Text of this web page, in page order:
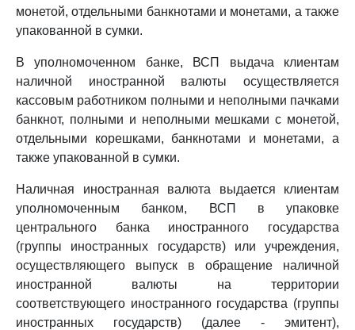
монетой, отдельными банкнотами и монетами, а также
упакованной в сумки.
В уполномоченном банке, ВСП выдача клиентам
наличной иностранной валюты осуществляется
кассовым работником полными и неполными пачками
банкнот, полными и неполными мешками с монетой,
отдельными корешками, банкнотами и монетами, а
также упакованной в сумки.
Наличная иностранная валюта выдается клиентам
уполномоченным банком, ВСП в упаковке
центрального банка иностранного государства
(группы иностранных государств) или учреждения,
осуществляющего выпуск в обращение наличной
иностранной валюты на территории
соответствующего иностранного государства (группы
иностранных государств) (далее - эмитент),